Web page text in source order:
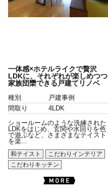
一体感×ホテルライクで贅沢
LDKに、それぞれが楽しめつつ
家族団欒できる戸建てリノベ
種別
戸建事例
間取り
4LDK
ショールームのような洗練された
LDKをはじめ、玄関や水回りを色
で遊ぶなど、さまざまなテイスト
を楽...
和テイスト
こだわりインテリア
こだわりキッチン